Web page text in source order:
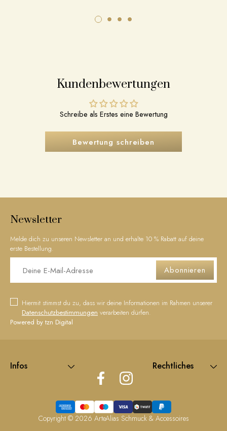
Kundenbewertungen
Schreibe als Erstes eine Bewertung
Bewertung schreiben
Infos Rechtliches
Copyright © 2026 ArteAlias Schmuck & Accessoires
Newsletter
Melde dich zu unseren Newsletter an und erhalte 10 % Rabatt auf deine
erste Bestellung.
Abonnieren
Hiermit stimmst du zu, dass wir deine Informationen im Rahmen unserer
Datenschutzbestimmungen verarbeiten dürfen.
Powered by tzn Digital